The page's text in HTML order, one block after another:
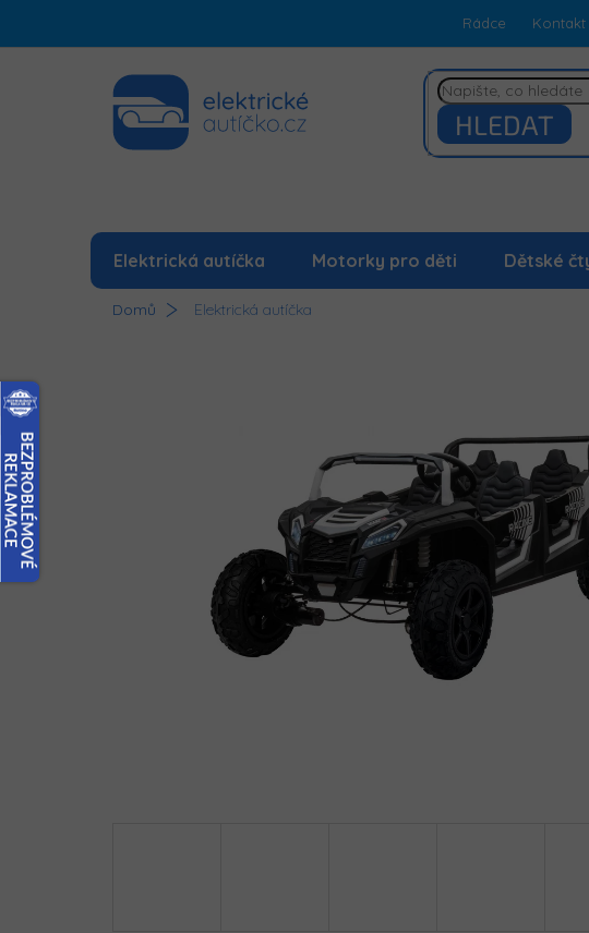
obsah
Rádce Kontakt
HLEDAT
Elektrická autíčka Motorky pro děti Dětské
Domů Elektrická autíčka